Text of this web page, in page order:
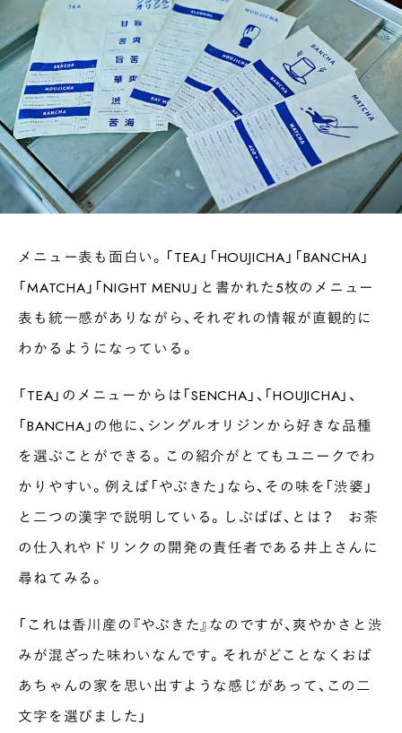
メニュー表も面白い。「TEA」「HOUJICHA」「BANCHA」
「MATCHA」「NIGHT MENU」と書かれた5枚のメニュー
表も統一感がありながら、それぞれの情報が直観的に
わかるようになっている。
「TEA」のメニューからは「SENCHA」、「HOUJICHA」、
「BANCHA」の他に、シングルオリジンから好きな品種
を選ぶことができる。この紹介がとてもユニークでわ
かりやすい。例えば「やぶきた」なら、その味を「渋婆」
と二つの漢字で説明している。しぶばば、とは？ お茶
の仕入れやドリンクの開発の責任者である井上さんに
尋ねてみる。
「これは香川産の『やぶきた』なのですが、爽やかさと渋
みが混ざった味わいなんです。それがどことなくおば
あちゃんの家を思い出すような感じがあって、この二
文字を選びました」